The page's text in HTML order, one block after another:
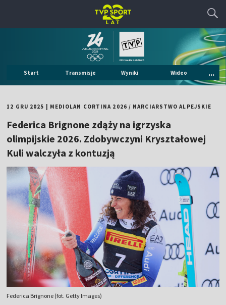
Start Transmisje Wyniki Wideo ...
12 GRU 2025 MEDIOLAN CORTINA 2026 / NARCIARSTWO ALPEJSKIE
Federica Brignone zdąży na igrzyska
olimpijskie 2026. Zdobywczyni Kryształowej
Kuli walczyła z kontuzją
Federica Brignone (fot. Getty Images)